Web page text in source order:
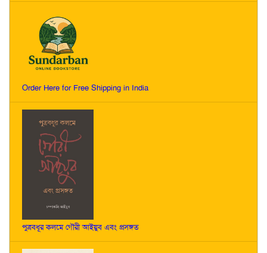
Order Here for Free Shipping in India
পুত্রবধূর কলমে গৌরী আইয়ুব এবং প্রসঙ্গত